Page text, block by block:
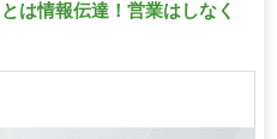
は情報伝達！営業はしなく